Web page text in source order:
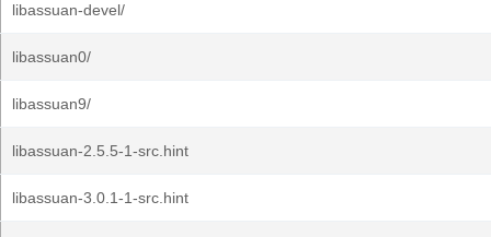
libassuan-devel/
libassuan0/
libassuan9/
libassuan-2.5.5-1-src.hint
libassuan-3.0.1-1-src.hint